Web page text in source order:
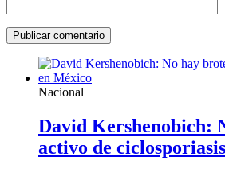
Nacional
David Kershenobich:
activo de